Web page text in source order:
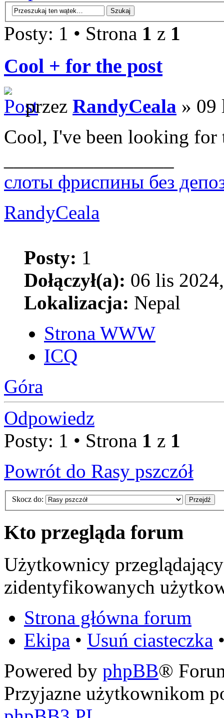
Posty: 1 • Strona 1 z 1
Cool + for the post
przez RandyCeala » 09
Cool, I've been looking for
слоты фриспины без
RandyCeala
Posty: 1
Dołączył(a): 06 lis
Lokalizacja: Nepal
Strona WWW
ICQ
Góra
Odpowiedz
Posty: 1 • Strona 1 z 1
Powrót do Rasy pszczół
Skocz do:
Kto przegląda forum
Użytkownicy
zidentyfikowanych
Strona główna forum
Ekipa • Usuń ciasteczka
Powered by phpBB®
Przyjazne użytkownikom